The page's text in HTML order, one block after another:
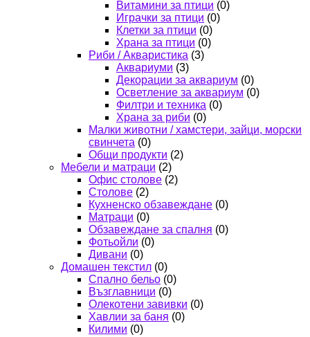
Витамини за птици (0)
Играчки за птици (0)
Клетки за птици (0)
Храна за птици (0)
Риби / Акваристика (3)
Аквариуми (3)
Декорации за аквариум (0)
Осветление за аквариум (0)
Филтри и техника (0)
Храна за риби (0)
Малки животни / хамстери, зайци, морски
свинчета (0)
Общи продукти (2)
Мебели и матраци (2)
Офис столове (2)
Столове (2)
Кухненско обзавеждане (0)
Матраци (0)
Обзавеждане за спалня (0)
Фотьойли (0)
Дивани (0)
Домашен текстил (0)
Спално бельо (0)
Възглавници (0)
Олекотени завивки (0)
Хавлии за баня (0)
Килими (0)